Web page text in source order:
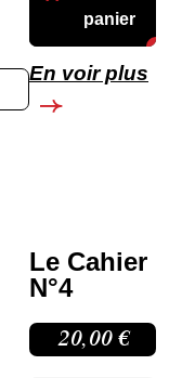
panier
En voir plus
Le Cahier
N°4
20,00 €